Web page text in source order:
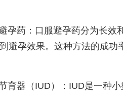
孕药：口服避孕药分为长效
避孕效果。这种方法的成功
育器（IUD）：IUD是一种